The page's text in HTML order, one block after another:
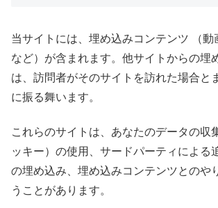
当サイトには、埋め込みコンテンツ （動
など）が含まれます。他サイトからの埋
は、訪問者がそのサイトを訪れた場合と
に振る舞います。
これらのサイトは、あなたのデータの収
ッキー）の使用、サードパーティによる
の埋め込み、埋め込みコンテンツとのや
うことがあります。